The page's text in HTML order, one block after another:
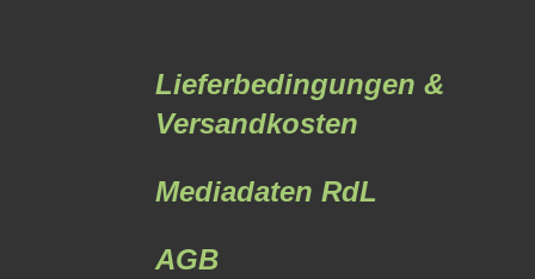
Lieferbedingungen &
Versandkosten
Mediadaten RdL
AGB